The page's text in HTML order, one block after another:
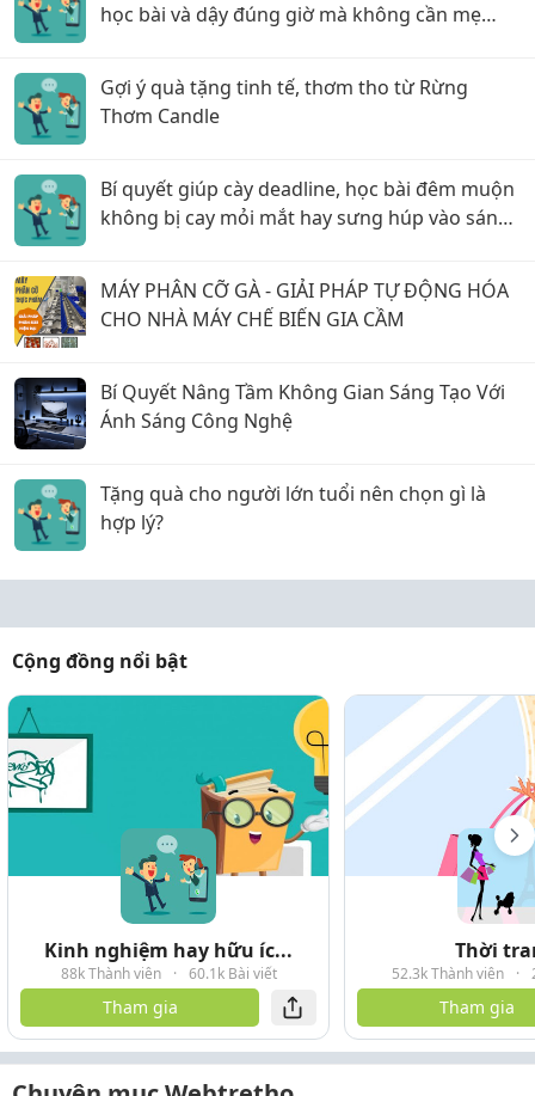
học bài và dậy đúng giờ mà không cần mẹ
Gợi ý quà tặng tinh tế, thơm tho từ Rừng
Thơm Candle
Bí quyết giúp cày deadline, học bài đêm muộn
không bị cay mỏi mắt hay sưng húp vào sáng
MÁY PHÂN CỠ GÀ - GIẢI PHÁP TỰ ĐỘNG HÓA
CHO NHÀ MÁY CHẾ BIẾN GIA CẦM
Bí Quyết Nâng Tầm Không Gian Sáng Tạo Với
Ánh Sáng Công Nghệ
Tặng quà cho người lớn tuổi nên chọn gì là
hợp lý?
Cộng đồng nổi bật
Kinh nghiệm hay hữu íc...
88k Thành viên · 60.1k Bài viết
Tham gia
Thời
52.3k Thành viên ·
Tham gia